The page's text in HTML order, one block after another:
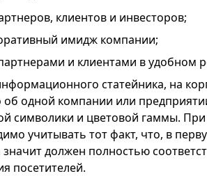
клиентов и инвесторов;
имидж компании;
и клиентами в удобном
статейника, на
одной компании или
символики и цветовой гаммы. При
учитывать тот факт, что, в
должен полностью
посетителей.